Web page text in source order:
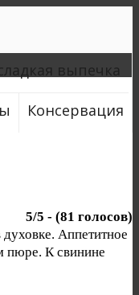
выпечка
Консервация
5/5 - (81 голосов)
Аппетитное
пюре. К свинине